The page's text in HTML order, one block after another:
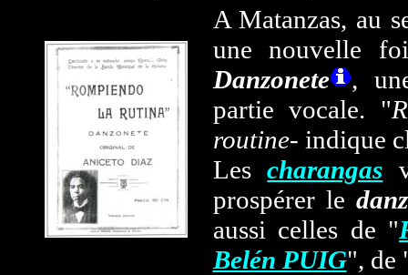
A Matanzas, au
une nouvelle
Danzonete
,
partie vocale. "
routine- indique
Lescharangas
prospérer le
aussi celles de "
Belén PUIG", de